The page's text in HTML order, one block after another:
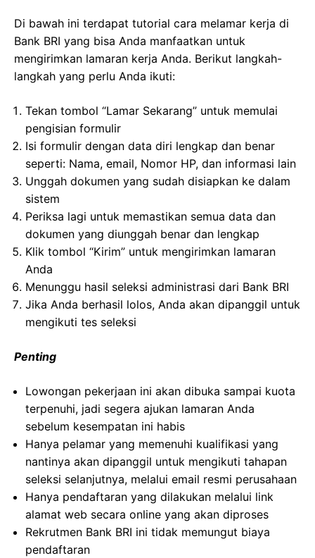
Di bawah ini terdapat tutorial cara melamar kerja di
Bank BRI yang bisa Anda manfaatkan untuk
mengirimkan lamaran kerja Anda. Berikut langkah-
langkah yang perlu Anda ikuti:
Tekan tombol “Lamar Sekarang” untuk memulai
pengisian formulir
Isi formulir dengan data diri lengkap dan benar
seperti: Nama, email, Nomor HP, dan informasi lain
Unggah dokumen yang sudah disiapkan ke dalam
sistem
Periksa lagi untuk memastikan semua data dan
dokumen yang diunggah benar dan lengkap
Klik tombol “Kirim” untuk mengirimkan lamaran
Anda
Menunggu hasil seleksi administrasi dari Bank BRI
Jika Anda berhasil lolos, Anda akan dipanggil untuk
mengikuti tes seleksi
Penting
Lowongan pekerjaan ini akan dibuka sampai kuota
terpenuhi, jadi segera ajukan lamaran Anda
sebelum kesempatan ini habis
Hanya pelamar yang memenuhi kualifikasi yang
nantinya akan dipanggil untuk mengikuti tahapan
seleksi selanjutnya, melalui email resmi perusahaan
Hanya pendaftaran yang dilakukan melalui link
alamat web secara online yang akan diproses
Rekrutmen Bank BRI ini tidak memungut biaya
pendaftaran